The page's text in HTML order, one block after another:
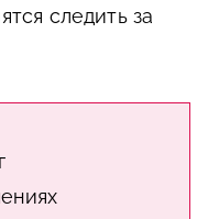
следить за